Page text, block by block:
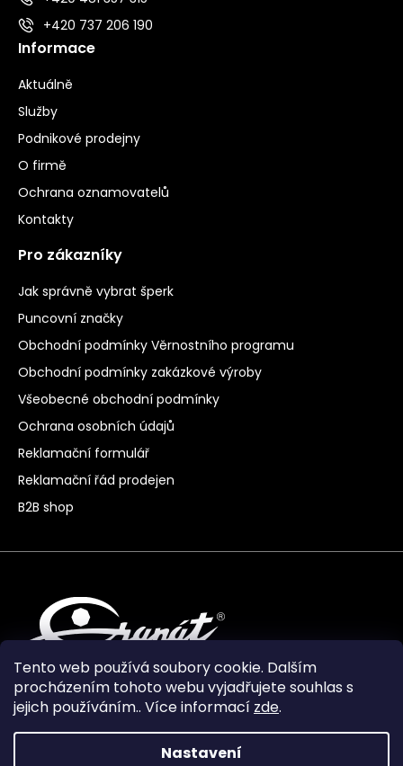
Tento web používá soubory cookie. Dalším
procházením tohoto webu vyjadřujete souhlas s
jejich používáním.. Více informací zde.
Nastavení
+420 737 206 190
Informace
Aktuálně
Služby
Podnikové prodejny
O firmě
Ochrana oznamovatelů
Kontakty
Pro zákazníky
Jak správně vybrat šperk
Puncovní značky
Obchodní podmínky Věrnostního programu
Obchodní podmínky zakázkové výroby
Všeobecné obchodní podmínky
Ochrana osobních údajů
Reklamační formulář
Reklamační řád prodejen
B2B shop